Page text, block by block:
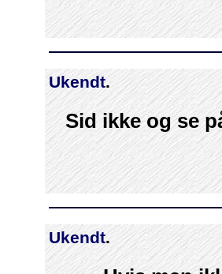
Ukendt.
Sid ikke og se
Ukendt.